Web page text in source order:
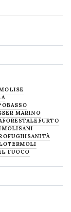
MARINO
FORESTALE FURTO
MOLISANI
SANITÀ
TERMOLI
FUOCO